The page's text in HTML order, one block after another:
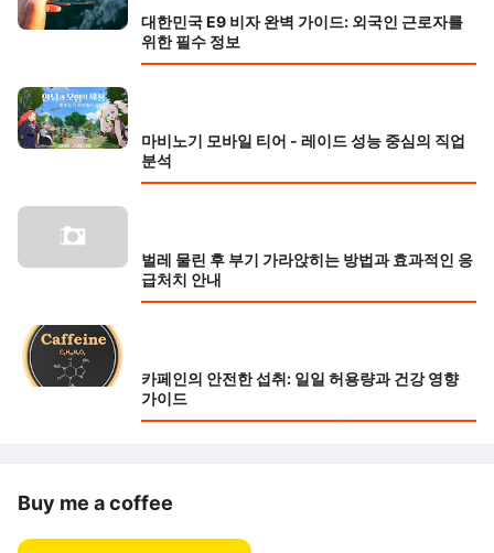
대한민국 E9 비자 완벽 가이드: 외국인 근로자를
위한 필수 정보
마비노기 모바일 티어 - 레이드 성능 중심의 직업
분석
벌레 물린 후 부기 가라앉히는 방법과 효과적인 응
급처치 안내
카페인의 안전한 섭취: 일일 허용량과 건강 영향
가이드
Buy me a coffee